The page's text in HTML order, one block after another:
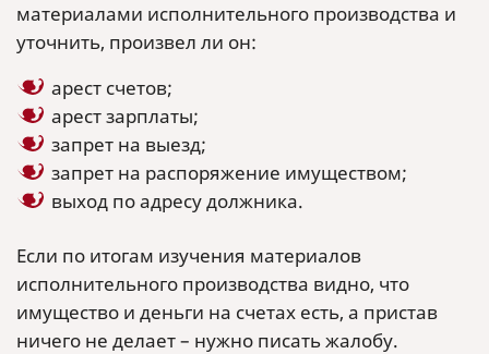
материалами исполнительного производства и
уточнить, произвел ли он:
арест счетов;
арест зарплаты;
запрет на выезд;
запрет на распоряжение имуществом;
выход по адресу должника.
Если по итогам изучения материалов
исполнительного производства видно, что
имущество и деньги на счетах есть, а пристав
ничего не делает – нужно писать жалобу.